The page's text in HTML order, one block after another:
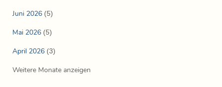
Juni 2026 (5)
Mai 2026 (5)
April 2026 (3)
Weitere Monate anzeigen